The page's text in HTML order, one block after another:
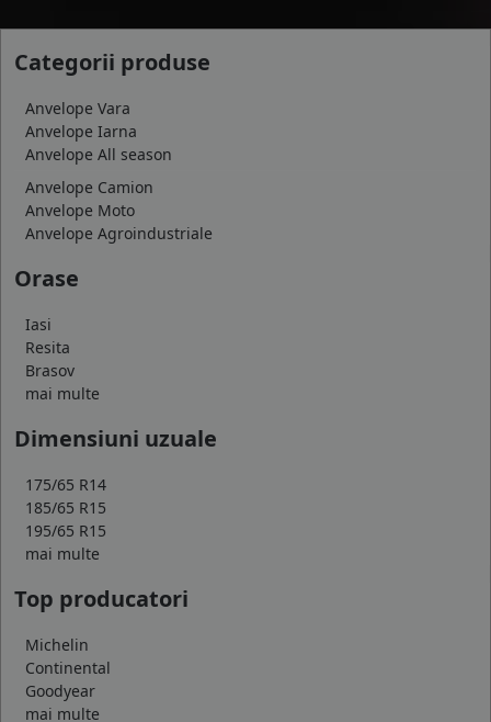
Categorii produse
Anvelope Vara
Anvelope Iarna
Anvelope All season
Anvelope Camion
Anvelope Moto
Anvelope Agroindustriale
Orase
Iasi
Resita
Brasov
mai multe
Dimensiuni uzuale
175/65 R14
185/65 R15
195/65 R15
mai multe
Top producatori
Michelin
Continental
Goodyear
mai multe